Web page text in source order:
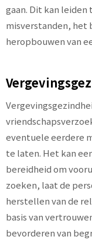
gaan. Dit kan
misverstanden, het
heropbouwen van
eventuele eerdere
te laten. Het kan
bereidheid om
zoeken, laat de
herstellen van de
basis van
bevorderen van